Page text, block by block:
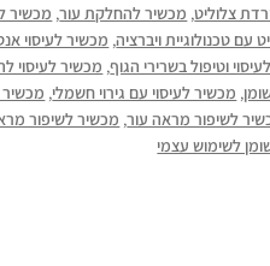
צלוליט, מכשיר להחלקת עור, מכשיר
עם טכנולוגיית ויברציה, מכשיר לעיסוי
וטיפול בשרירי הגוף, מכשיר לעיסוי
, מכשיר לעיסוי עם גירוי חשמלי, מכשיר
לשיפור מראה עור, מכשיר לשיפור
לשימוש עצמי